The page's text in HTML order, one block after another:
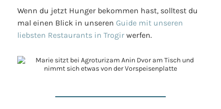
Wenn du jetzt Hunger bekommen hast, solltest du
mal einen Blick in unseren Guide mit unseren
liebsten Restaurants in Trogir werfen.